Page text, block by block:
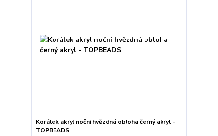
Korálek akryl noční hvězdná obloha černý akryl -
TOPBEADS